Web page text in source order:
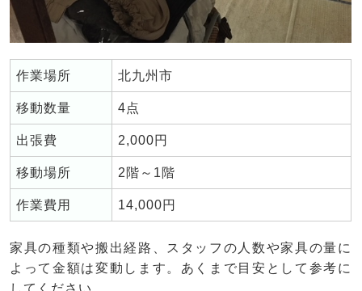
作業場所 北九州市
移動数量 4点
出張費 2,000円
移動場所 2階～1階
作業費用 14,000円
家具の種類や搬出経路、スタッフの人数や家具の量に
よって金額は変動します。あくまで目安として参考に
してください。